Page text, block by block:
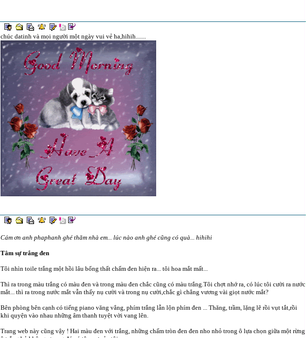
chúc datinh và mọi người một ngày vui vẻ ha,hihih.......
Cám ơn anh phaphanh ghé thăm nhà em... lúc nào anh ghé cũng có quà... hihihi
Tâm sự trắng đen
Tôi nhìn toile trắng một hồi lâu bổng thất chấm đen hiện ra... tôi hoa mắt mất...
Thì ra trong màu trắng có màu đen và trong màu đen chắc cũng có màu trắng.Tôi chợt nhớ ra, có lúc tôi cười ra nước
mắt... thì ra trong nước mắt vẫn thấy nụ cười và trong nụ cười,chắc gì chẳng vương vài giọt nước mắt?
Bên phòng bên cạnh có tiếng piano văng vẳng, phím trắng lẫn lộn phím đen ... Thăng, trầm, lặng lẽ rồi vụt tắt,rồi
khi quyện vào nhau những âm thanh tuyệt vời vang lên.
Trang web này cũng vậy ! Hai màu đen với trắng, những chấm tròn đen đen nho nhỏ trong ô lựa chọn giữa một rừng